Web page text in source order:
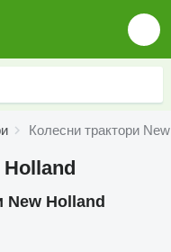
Колесни трактори
Holland
New Holland